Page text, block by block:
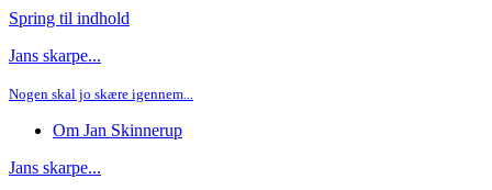
Spring til indhold
Jans skarpe...
Nogen skal jo skære igennem...
Om Jan Skinnerup
Jans skarpe...